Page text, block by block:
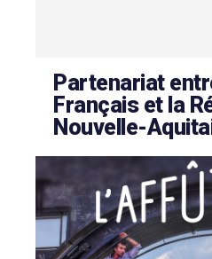
Partenariat
Français et la
Nouvelle-